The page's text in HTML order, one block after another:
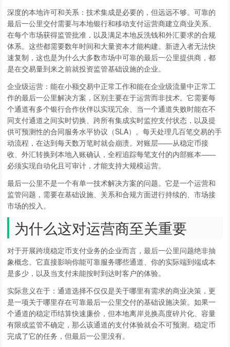
深度的本地许可和关系：技术集成是必要的，但远远不够。可靠的
最后一公里交付需要与本地银行和移动支付运营商建立商业关系、
在每个市场获得监管批准，以及满足本地反洗钱和外汇要求的合规
体系。这些都需要数年时间和大量资本才能构建。新进入者无法快
速复制，这也是为什么大多数市场中可靠的最后一公里提供商，都
是在交易量到来之前就投资监管基础设施的企业。
企业级运营：能在小额交易中正常工作和能在企业级流量中正常工
作的最后一公里解决方案，区别主要在于运营而非技术。它需要每
个通道有多个银行合作伙伴以实现冗余、当一个通道失败时能在不
同支付通道之间实时切换、跨所有集成实时监控支付状态，以及提
供可预测性的合同服务水平协议（SLA）。每天处理几百笔交易的手
动流程，在达到每天数万笔时就会崩溃。对账层——从稳定币接
收、外汇转换到本地入账确认，全程追踪每笔支付的内部账本——
必须实现自动化且可审计，才能支持大规模运营。
最后一公里不是一个有单一技术解决方案的问题。它是一个运营和
监管问题，需要在基础设施、关系和合规方面进行持续的、市场接
市场的投入。
为什么这对运营商至关重要
对于开展跨境稳定币支付业务的企业而言，最后一公里问题绝非抽
象概念。它直接影响你能可靠服务哪些通道、你的实际端到端成本
是多少，以及当支付未能按时到达时客户的体验。
实际意义在于：通道选择不仅仅是关于哪里有需求的商业决策，更
是一项关于哪里存在可靠最后一公里交付的基础设施决策。如果一
个通道的稳定币结算快速廉价，但本地离岸兑换高度碎片化、容量
有限或监管不确定，那么该通道的支付体验就会不可预测。稳定币
完成了它的任务，但最后一公里没有。